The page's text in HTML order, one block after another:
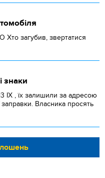
загубив, звертатися
знаки
IX , їх залишили за адресою
заправки. Власника просять